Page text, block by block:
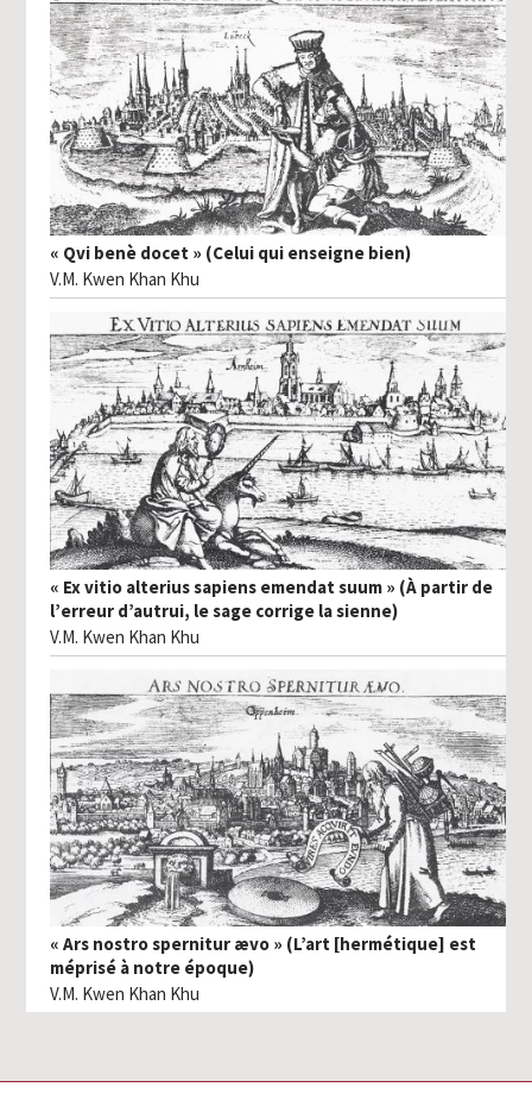
« Qvi benè docet » (Celui qui enseigne bien)
V.M. Kwen Khan Khu
« Ex vitio alterius sapiens emendat suum » (À partir de
l’erreur d’autrui, le sage corrige la sienne)
V.M. Kwen Khan Khu
« Ars nostro spernitur ævo » (L’art [hermétique] est
méprisé à notre époque)
V.M. Kwen Khan Khu